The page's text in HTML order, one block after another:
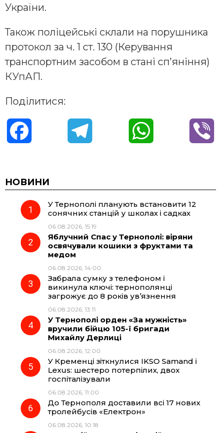
України.
Також поліцейські склали на порушника
протокол за ч. 1 ст. 130 (Керування
транспортним засобом в стані сп’яніння)
КУпАП.
Поділитися:
c
e
o
o
e
g
a
t
p
НОВИНИ
У Тернополі планують встановити 12
сонячних станцій у школах і садках
06.08.2026, 15:19
Яблучний Спас у Тернополі: віряни
освячували кошики з фруктами та
медом
06.08.2026, 14:00
Забрала сумку з телефоном і
викинула ключі: тернополянці
загрожує до 8 років ув’язнення
06.08.2026, 13:11
У Тернополі орден «За мужність»
вручили бійцю 105-ї бригади
Михайлу Дерлиці
06.08.2026, 12:00
У Кременці зіткнулися IKSO Samand і
Lexus: шестеро потерпілих, двох
госпіталізували
06.08.2026, 11:00
До Тернополя доставили всі 17 нових
тролейбусів «Електрон»
06.08.2026, 10:18